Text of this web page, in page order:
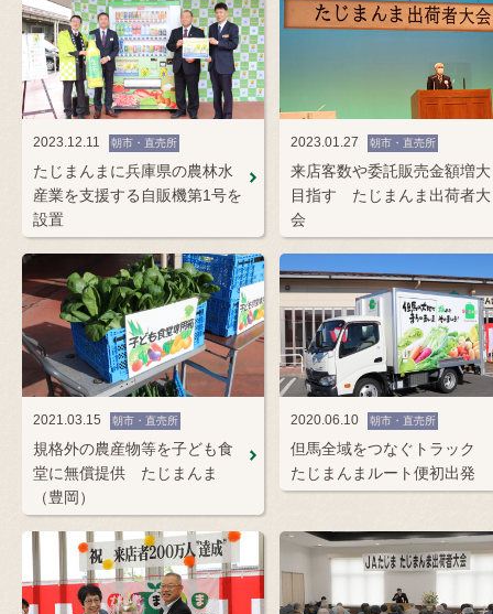
2023.12.11 朝市・直売所
たじまんまに兵庫県の農林水
産業を支援する自販機第1号を
設置
2023.01.27 朝市・直売所
来店客数や委託販売金額増大
目指す たじまんま出荷者大
会
2021.03.15 朝市・直売所
規格外の農産物等を子ども食
堂に無償提供 たじまんま
（豊岡）
2020.06.10 朝市・直売所
但馬全域をつなぐトラック
たじまんまルート便初出発